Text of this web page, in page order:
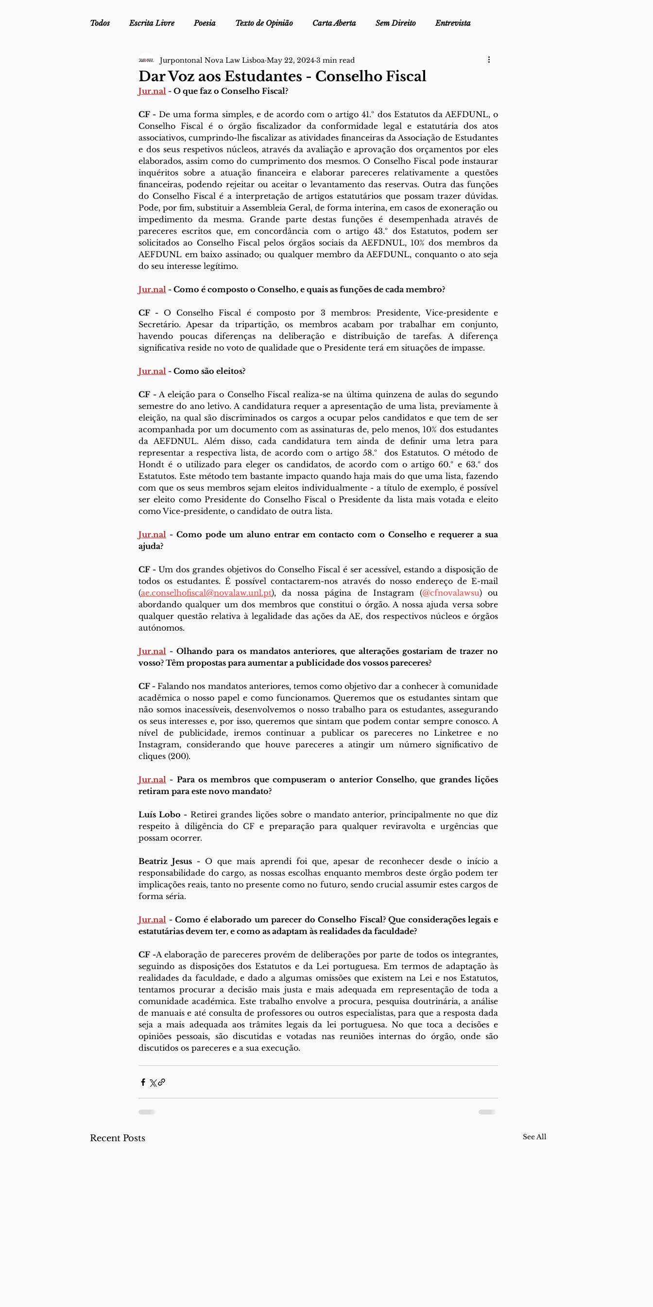
Todos Escrita Livre Poesia Texto de Opinião Carta Aberta Sem Direito Entrevista
Mergulho Profilático - Podcast Ofélia - Clube de Leitura Edições Físicas Lembro-me que...
Sob Segredo de Justiça
Dar Voz aos Estudantes - Conselho Fiscal
Jurpontonal Nova Law Lisboa May 22, 2024 3 min read
Jur.nal - O que faz o Conselho Fiscal?
CF - De uma forma simples, e de acordo com o artigo 41.º dos Estatutos da AEFDUNL, o
Conselho Fiscal é o órgão fiscalizador da conformidade legal e estatutária dos atos
associativos, cumprindo-lhe fiscalizar as atividades financeiras da Associação de Estudantes
e dos seus respetivos núcleos, através da avaliação e aprovação dos orçamentos por eles
elaborados, assim como do cumprimento dos mesmos. O Conselho Fiscal pode instaurar
inquéritos sobre a atuação financeira e elaborar pareceres relativamente a questões
financeiras, podendo rejeitar ou aceitar o levantamento das reservas. Outra das funções
do Conselho Fiscal é a interpretação de artigos estatutários que possam trazer dúvidas.
Pode, por fim, substituir a Assembleia Geral, de forma interina, em casos de exoneração ou
impedimento da mesma. Grande parte destas funções é desempenhada através de
pareceres escritos que, em concordância com o artigo 43.º dos Estatutos, podem ser
solicitados ao Conselho Fiscal pelos órgãos sociais da AEFDNUL, 10% dos membros da
AEFDUNL em baixo assinado; ou qualquer membro da AEFDUNL, conquanto o ato seja
do seu interesse legítimo.
Jur.nal - Como é composto o Conselho, e quais as funções de cada membro?
CF - O Conselho Fiscal é composto por 3 membros: Presidente, Vice-presidente e
Secretário. Apesar da tripartição, os membros acabam por trabalhar em conjunto,
havendo poucas diferenças na deliberação e distribuição de tarefas. A diferença
significativa reside no voto de qualidade que o Presidente terá em situações de impasse.
Jur.nal - Como são eleitos?
CF - A eleição para o Conselho Fiscal realiza-se na última quinzena de aulas do segundo
semestre do ano letivo. A candidatura requer a apresentação de uma lista, previamente à
eleição, na qual são discriminados os cargos a ocupar pelos candidatos e que tem de ser
acompanhada por um documento com as assinaturas de, pelo menos, 10% dos estudantes
da AEFDNUL. Além disso, cada candidatura tem ainda de definir uma letra para
representar a respectiva lista, de acordo com o artigo 58.º  dos Estatutos. O método de
Hondt é o utilizado para eleger os candidatos, de acordo com o artigo 60.º e 63.º dos
Estatutos. Este método tem bastante impacto quando haja mais do que uma lista, fazendo
com que os seus membros sejam eleitos individualmente - a título de exemplo, é possível
ser eleito como Presidente do Conselho Fiscal o Presidente da lista mais votada e eleito
como Vice-presidente, o candidato de outra lista.
Jur.nal - ⁠Como pode um aluno entrar em contacto com o Conselho e requerer a sua
ajuda?
CF - Um dos grandes objetivos do Conselho Fiscal é ser acessível, estando a disposição de
todos os estudantes. É possível contactarem-nos através do nosso endereço de E-mail
(ae.conselhofiscal@novalaw.unl.pt), da nossa página de Instagram (@cfnovalawsu) ou
abordando qualquer um dos membros que constitui o órgão. A nossa ajuda versa sobre
qualquer questão relativa à legalidade das ações da AE, dos respectivos núcleos e órgãos
autónomos.
Jur.nal - Olhando para os mandatos anteriores, que alterações gostariam de trazer no
vosso? Têm propostas para aumentar a publicidade dos vossos pareceres?
CF - Falando nos mandatos anteriores, temos como objetivo dar a conhecer à comunidade
acadêmica o nosso papel e como funcionamos. Queremos que os estudantes sintam que
não somos inacessíveis, desenvolvemos o nosso trabalho para os estudantes, assegurando
os seus interesses e, por isso, queremos que sintam que podem contar sempre conosco. A
nível de publicidade, iremos continuar a publicar os pareceres no Linketree e no
Instagram, considerando que houve pareceres a atingir um número significativo de
cliques (200).
Jur.nal - Para os membros que compuseram o anterior Conselho, que grandes lições
retiram para este novo mandato?
Luís Lobo - Retirei grandes lições sobre o mandato anterior, principalmente no que diz
respeito à diligência do CF e preparação para qualquer reviravolta e urgências que
possam ocorrer.
Beatriz Jesus - O que mais aprendi foi que, apesar de reconhecer desde o início a
responsabilidade do cargo, as nossas escolhas enquanto membros deste órgão podem ter
implicações reais, tanto no presente como no futuro, sendo crucial assumir estes cargos de
forma séria.
Jur.nal - Como é elaborado um parecer do Conselho Fiscal? Que considerações legais e
estatutárias devem ter, e como as adaptam às realidades da faculdade?
CF -A elaboração de pareceres provém de deliberações por parte de todos os integrantes,
seguindo as disposições dos Estatutos e da Lei portuguesa. Em termos de adaptação às
realidades da faculdade, e dado a algumas omissões que existem na Lei e nos Estatutos,
tentamos procurar a decisão mais justa e mais adequada em representação de toda a
comunidade académica. Este trabalho envolve a procura, pesquisa doutrinária, a análise
de manuais e até consulta de professores ou outros especialistas, para que a resposta dada
seja a mais adequada aos trâmites legais da lei portuguesa. No que toca a decisões e
opiniões pessoais, são discutidas e votadas nas reuniões internas do órgão, onde são
discutidos os pareceres e a sua execução.
Recent Posts See All